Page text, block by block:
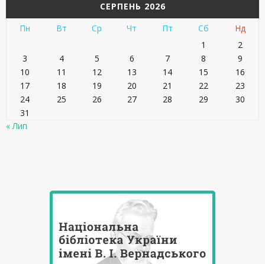
СЕРПЕНЬ 2026
Пн
Вт Ср Чт Пт Сб
Нд
1
2
3
4 5 6 7 8
9
10
11 12 13 14 15
16
17
18 19 20 21 22
23
24
25 26 27 28 29
30
31
« Лип